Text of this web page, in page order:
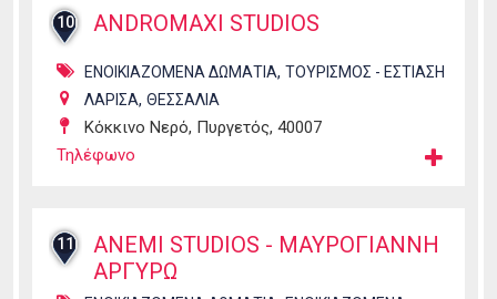
10 ANDROMAXI STUDIOS
ΕΝΟΙΚΙΑΖΟΜΕΝΑ ΔΩΜΑΤΙΑ, ΤΟΥΡΙΣΜΟΣ - ΕΣΤΙΑΣΗ
ΛΑΡΙΣΑ, ΘΕΣΣΑΛΙΑ
Κόκκινο Νερό, Πυργετός, 40007
Τηλέφωνο
11
ANEMI STUDIOS - ΜΑΥΡΟΓΙΑΝΝΗ
ΑΡΓΥΡΩ